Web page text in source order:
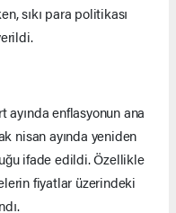
sıkı para politikası
ayında enflasyonun ana
nisan ayında yeniden
ifade edildi. Özellikle
fiyatlar üzerindeki